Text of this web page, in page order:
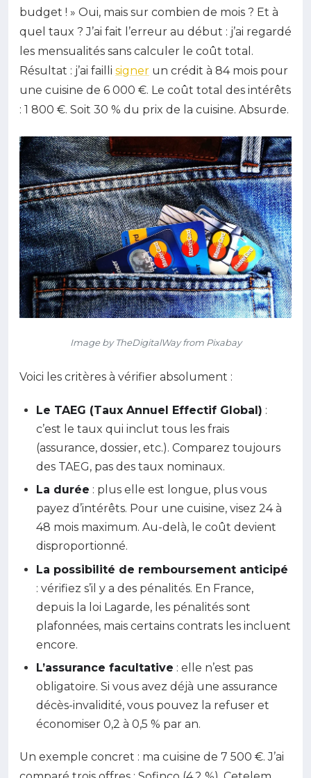
budget ! » Oui, mais sur combien de mois ? Et à
quel taux ? J’ai fait l’erreur au début : j’ai regardé
les mensualités sans calculer le coût total.
Résultat : j’ai failli signer un crédit à 84 mois pour
une cuisine de 6 000 €. Le coût total des intérêts
: 1 800 €. Soit 30 % du prix de la cuisine. Absurde.
Image by TheDigitalWay from Pixabay
Voici les critères à vérifier absolument :
Le TAEG (Taux Annuel Effectif Global) :
c’est le taux qui inclut tous les frais
(assurance, dossier, etc.). Comparez toujours
des TAEG, pas des taux nominaux.
La durée : plus elle est longue, plus vous
payez d’intérêts. Pour une cuisine, visez 24 à
48 mois maximum. Au-delà, le coût devient
disproportionné.
La possibilité de remboursement anticipé
: vérifiez s’il y a des pénalités. En France,
depuis la loi Lagarde, les pénalités sont
plafonnées, mais certains contrats les incluent
encore.
L’assurance facultative : elle n’est pas
obligatoire. Si vous avez déjà une assurance
décès-invalidité, vous pouvez la refuser et
économiser 0,2 à 0,5 % par an.
Un exemple concret : ma cuisine de 7 500 €. J’ai